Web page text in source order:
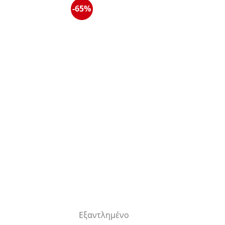
-65%
Εξαντλημένο